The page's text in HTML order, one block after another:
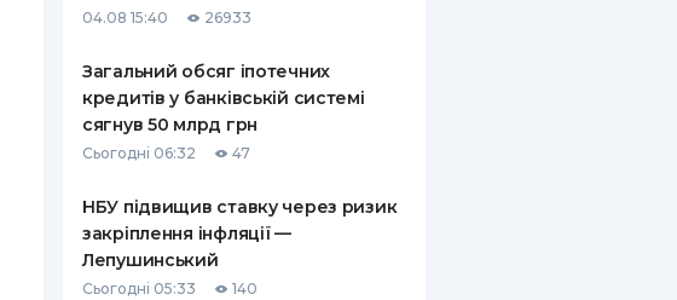
СТРАХУВАННЮ
ВСІ СТРАХОВІ ПОЛІСИ
СТРАХОВІ КОМПАНІЇ
ВІДГУКИ ПРО СТРАХОВІ
КОМПАНІЇ
ДОСТАВКА І ОПЛАТА
04.08 15:40 26933
Загальний обсяг іпотечних
кредитів у банківській системі
сягнув 50 млрд грн
Сьогодні 06:32 47
НБУ підвищив ставку через ризик
закріплення інфляції —
Лепушинський
Сьогодні 05:33 140